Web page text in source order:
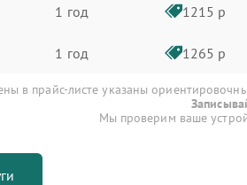
1 год 1215 р
1 год 1265 р
в прайс-листе указаны
Мы проверим ваше